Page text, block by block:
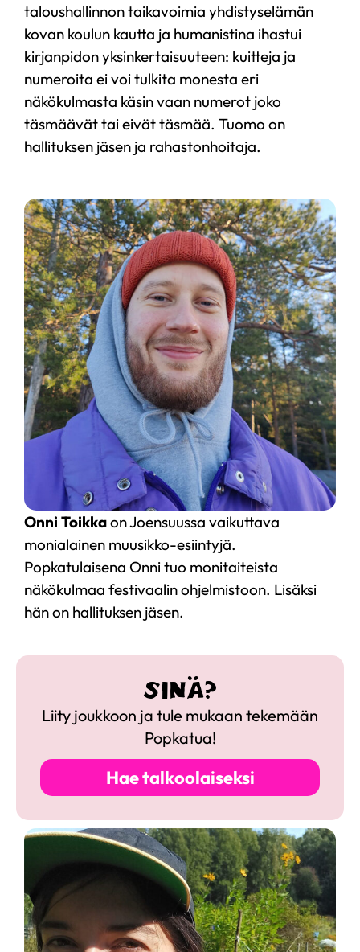
taloushallinnon taikavoimia yhdistyselämän
kovan koulun kautta ja humanistina ihastui
kirjanpidon yksinkertaisuuteen: kuitteja ja
numeroita ei voi tulkita monesta eri
näkökulmasta käsin vaan numerot joko
täsmäävät tai eivät täsmää. Tuomo on
hallituksen jäsen ja rahastonhoitaja.
Onni Toikkaon Joensuussa vaikuttava
monialainen muusikko-esiintyjä.
Popkatulaisena Onni tuo monitaiteista
näkökulmaa festivaalin ohjelmistoon. Lisäksi
hän on hallituksen jäsen.
SINÄ?
Liity joukkoon ja tule mukaan tekemään
Popkatua!
Hae talkoolaiseksi